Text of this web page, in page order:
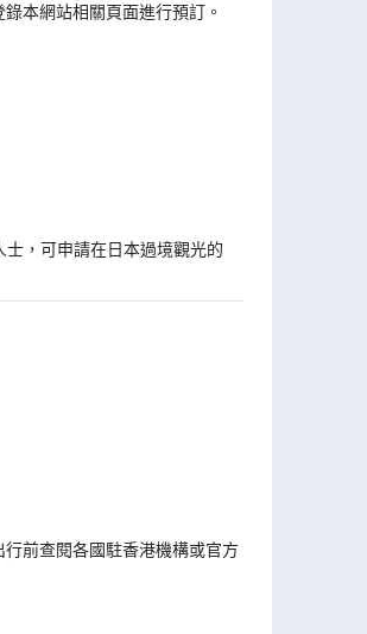
本網站相關頁面進行預訂。
，可申請在日本過境觀光的
前查閱各國駐香港機構或官方